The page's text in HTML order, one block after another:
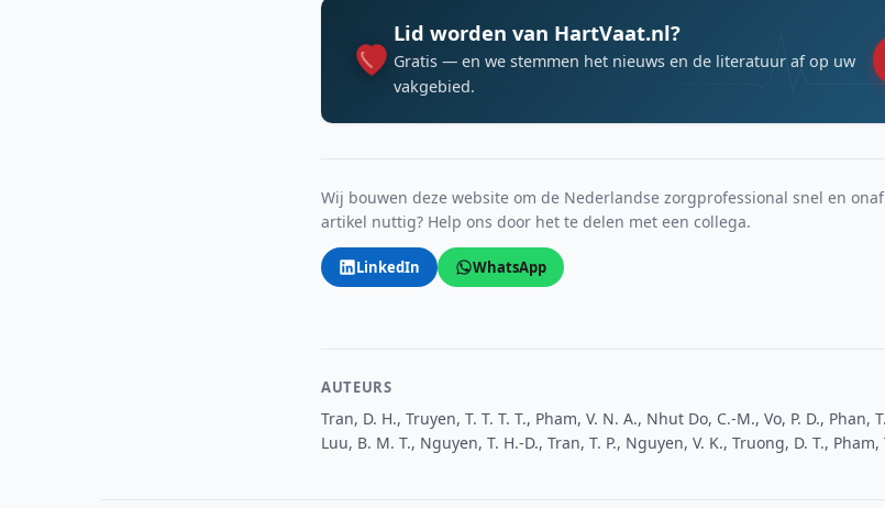
Lid worden van HartVaat.nl?
Gratis — en we stemmen het nieuws en de literatuur af op uw
vakgebied.
Wij bouwen deze website om de Nederlandse zorgprofessional snel en
artikel nuttig? Help ons door het te delen met een collega.
LinkedIn WhatsApp
AUTEURS
Tran, D. H., Truyen, T. T. T. T., Pham, V. N. A., Nhut Do, C.-M., Vo, P. D., Phan,
Luu, B. M. T., Nguyen, T. H.-D., Tran, T. P., Nguyen, V. K., Truong, D. T.,